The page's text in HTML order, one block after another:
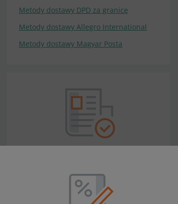
Metody dostawy DPD za granicę
Metody dostawy Allegro International
Metody dostawy Magyar Posta
Opodatkowanie sprzedaży za granicą